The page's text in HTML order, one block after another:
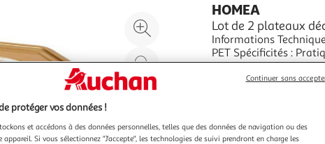
Agrandir
l'illustration
à
200%
Réduire
l'illustration
à
%
Partager
produit
HOMEA
Lot de 2 plateaux
Informations Techniques :
PET Spécificités :
facile Pratique
En savoir +
Vendu parParis Prix
A
Plus
protéger vos données !
et accédons à des données personnelles, telles que des données de navigation ou des
Si vous sélectionnez "J'accepte", les technologies de suivi prendront en charge les
Continuer sans